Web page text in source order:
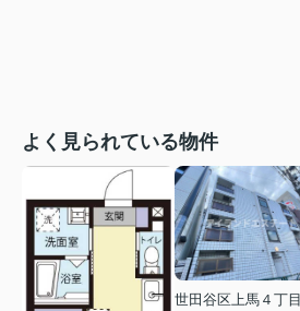
よく見られている物件
世田谷区上馬４丁目